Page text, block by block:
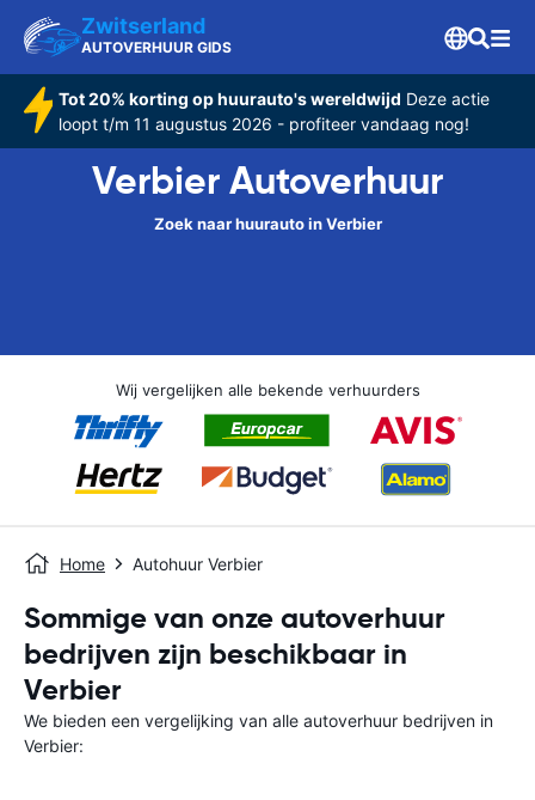
Zwitserland
AUTOVERHUUR GIDS
Tot 20% korting op huurauto's wereldwijd Deze actie
loopt t/m 11 augustus 2026 - profiteer vandaag nog!
Verbier Autoverhuur
Zoek naar huurauto in Verbier
Wij vergelijken alle bekende verhuurders
Home Autohuur Verbier
Sommige van onze autoverhuur
bedrijven zijn beschikbaar in
Verbier
We bieden een vergelijking van alle autoverhuur bedrijven in
Verbier: